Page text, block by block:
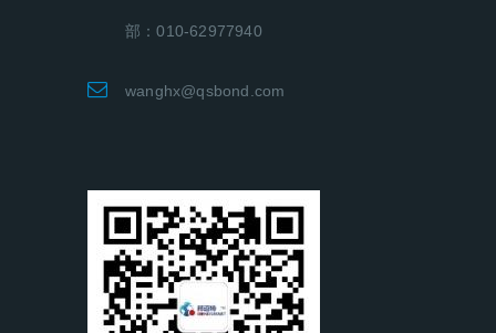
部：010-62977940
wanghx@qsbond.com